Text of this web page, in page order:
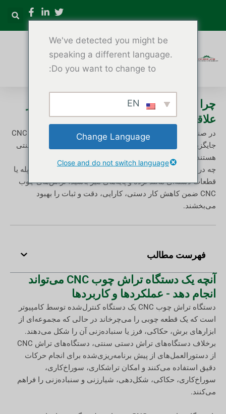
محتوا
علاقه‌مندان تا کارگاه‌های حرفه‌ای
در صنایع چوبی مدرن و تولید مبلمان، ماشین‌های تراش چوب CNC
جایگزین پیشرفته و خودکاری برای ماشین‌های تراش دستی سنتی
هستند.
چه در حال تولید پایه‌های مبلمان چوبی سفارشی، ستون‌های پله یا
قطعات دسته‌ای مانند نرده و پایه‌های میز باشید، تراش‌های چوب
CNC ضمن کاهش کار دستی، کارایی، دقت و ثبات را بهبود
می‌بخشند.
فهرست مطالب
آنچه یک دستگاه تراش چوب CNC می‌تواند
انجام دهد - عملکردها و کاربردها
دستگاه تراش چوب CNC یک دستگاه کنترل‌شده توسط کامپیوتر
است که یک قطعه چوبی را می‌چرخاند در حالی که مجموعه‌ای از
ابزارهای برش، حکاکی، فرز یا سنباده‌زنی آن را شکل می‌دهند.
برخلاف دستگاه‌های تراش دستی سنتی، دستگاه‌های تراش CNC
از دستورالعمل‌های از پیش برنامه‌ریزی‌شده برای انجام حرکات
دقیق استفاده می‌کنند و امکان تراشکاری، سوراخ‌کاری،
سوراخ‌کاری، حکاکی، شکل‌دهی، شیارزنی و سنباده‌زنی را فراهم
می‌کنند.
We've detected you might be
speaking a different language.
Do you want to change to:
Change Language
Close and do not switch language